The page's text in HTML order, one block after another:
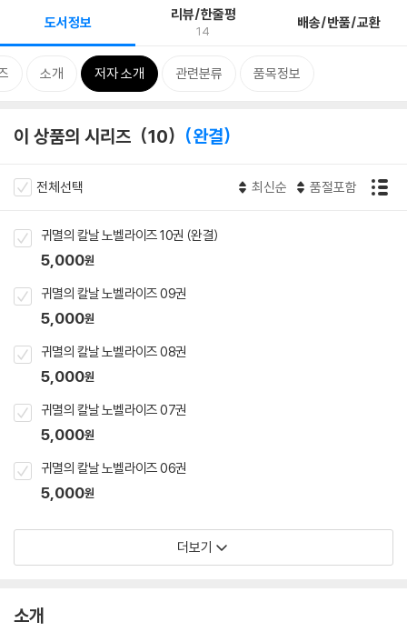
도서정보 리뷰/한줄평
14 배송/반품/교환
소개 저자 소개 관련분류 품목정보
이 상품의 시리즈 10 완결
전체선택 최신순 품절포함
귀멸의 칼날 노벨라이즈 10권 (완결)
5,000원
귀멸의 칼날 노벨라이즈 09권
5,000원
귀멸의 칼날 노벨라이즈 08권
5,000원
귀멸의 칼날 노벨라이즈 07권
5,000원
귀멸의 칼날 노벨라이즈 06권
5,000원
더보기
소개